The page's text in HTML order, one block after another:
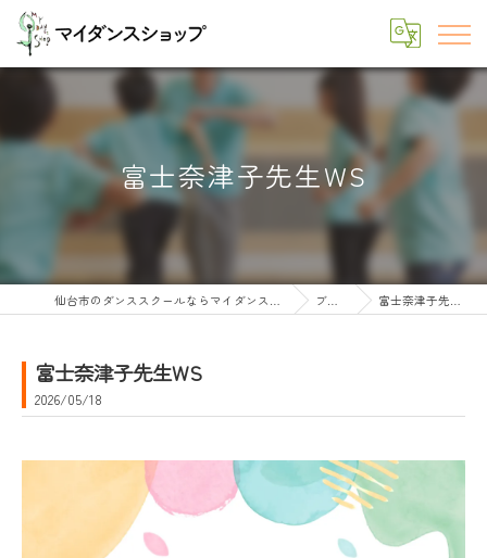
富士奈津子先生WS
仙台市のダンススクールならマイダンスショップ ブログ 富士奈津子先生WS
富士奈津子先生WS
2026/05/18